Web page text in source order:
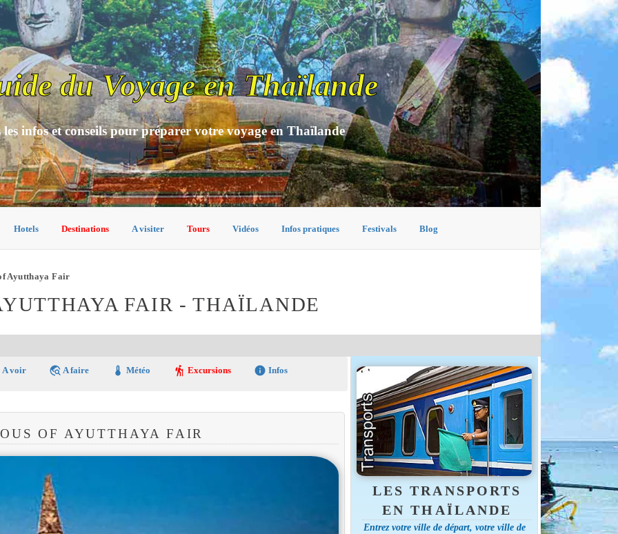
du Voyage en Thaïlande
les infos et conseils pour préparer votre voyage en Thaïlande
Hotels Destinations A visiter Tours Vidéos Infos pratiques Festivals Blog
Ayutthaya Fair
FAIR - THAÏLANDE
A voir travel_explore A faire thermostat Météo hiking Excursions info Infos
OF AYUTTHAYA FAIR
LES TRANSPORTS
EN THAÏLANDE
Entrez votre ville de départ, votre ville de